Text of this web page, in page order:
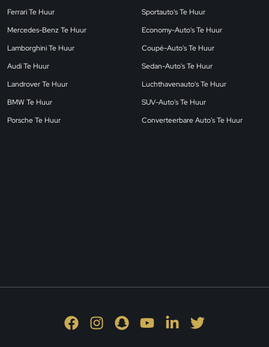
Ferrari Te Huur
Mercedes-Benz Te Huur
Lamborghini Te Huur
Audi Te Huur
Landrover Te Huur
BMW Te Huur
Porsche Te Huur
Sportauto's Te Huur
Economy-Auto's Te Huur
Coupé-Auto's Te Huur
Sedan-Auto's Te Huur
Luchthavenauto's Te Huur
SUV-Auto's Te Huur
Converteerbare Auto's Te Huur